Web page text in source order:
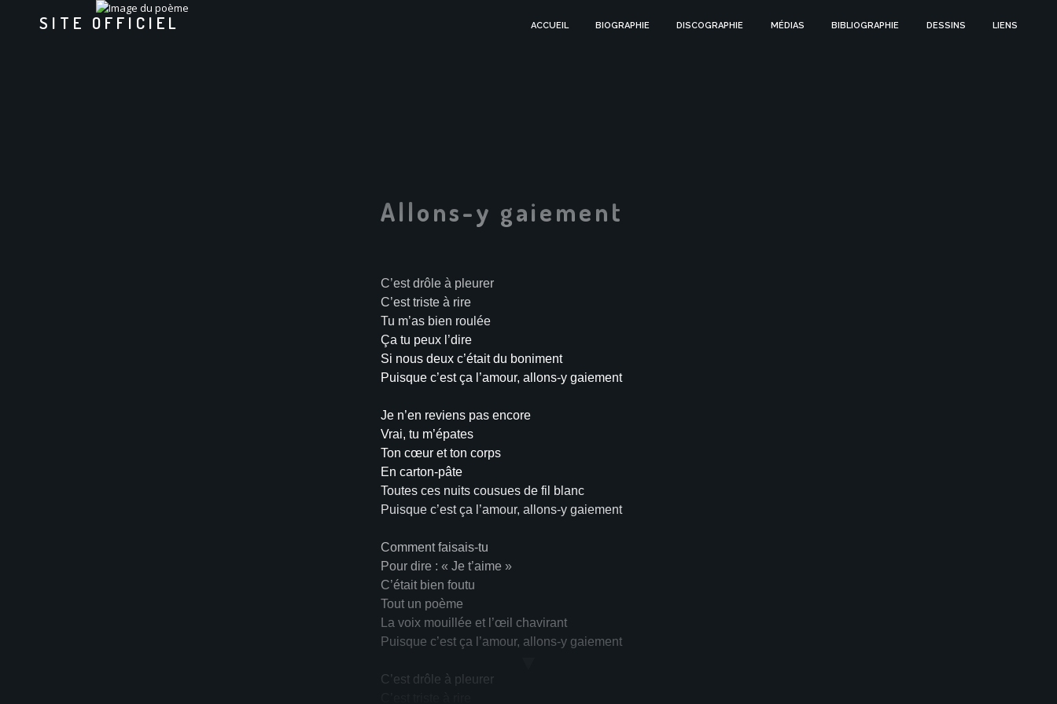
SITE OFFICIEL ACCUEIL BIOGRAPHIE DISCOGRAPHIE MÉDIAS BIBLIOGRAPHIE DESSINS LIENS
Allons-y gaiement
C’est drôle à pleurer
C’est triste à rire
Tu m’as bien roulée
Ça tu peux l’dire
Si nous deux c’était du boniment
Puisque c’est ça l’amour, allons-y gaiement
Je n’en reviens pas encore
Vrai, tu m’épates
Ton cœur et ton corps
En carton-pâte
Toutes ces nuits cousues de fil blanc
Puisque c’est ça l’amour, allons-y gaiement
Comment faisais-tu
Pour dire : « Je t’aime »
C’était bien foutu
Tout un poème
La voix mouillée et l’œil chavirant
Puisque c’est ça l’amour, allons-y gaiement
C’est drôle à pleurer